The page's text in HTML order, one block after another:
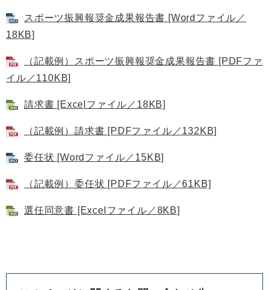
スポーツ振興報奨金成果報告書 [Wordファイル／
18KB]
（記載例）スポーツ振興報奨金成果報告書 [PDFファ
イル／110KB]
請求書 [Excelファイル／18KB]
（記載例）請求書 [PDFファイル／132KB]
委任状 [Wordファイル／15KB]
（記載例）委任状 [PDFファイル／61KB]
選任同意書 [Excelファイル／8KB]